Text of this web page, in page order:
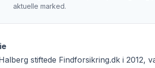
aktuelle marked.
stiftede Findforsikring.dk i 2012,